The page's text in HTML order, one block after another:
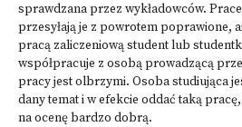
sprawdzana przez wykładowców.
przesyłają je z powrotem poprawione,
pracą zaliczeniową student lub
współpracuje z osobą prowadzącą
pracy jest olbrzymi. Osoba studiująca
dany temat i w efekcie oddać taką
na ocenę bardzo dobrą.